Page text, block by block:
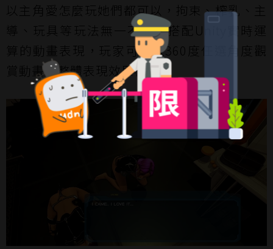
以主角愛怎麼玩她們都可以，拘束、榨乳、主
導、玩具等玩法無一不全，搭配Unity實時運
算的動畫表現，玩家可以以360度任選角度觀
賞動畫，整體表現效果極佳。